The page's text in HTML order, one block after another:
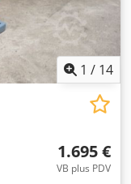
1 / 14
1.695 €
VB plus PDV